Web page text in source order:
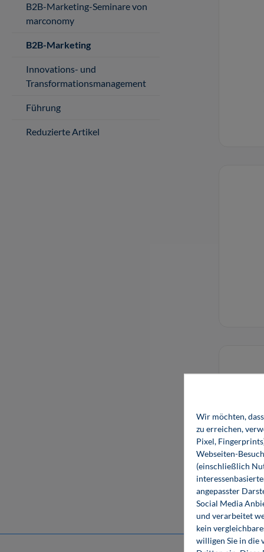
B2B-Marketing-Seminare von
marconomy
B2B-Marketing
Innovations- und
Transformationsmanagement
Führung
Reduzierte Artikel
Wir möchten,
zu erreichen,
Pixel,
Webseiten-
(einschließlich
angepasster
Social Media
und verarbeitet
kein
willigen Sie in die